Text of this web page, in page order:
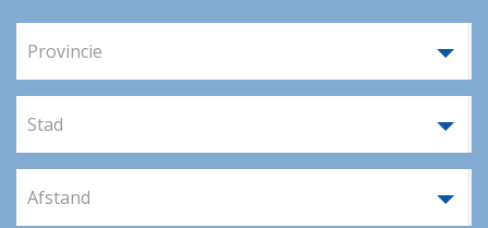
Provincie
Stad
Afstand